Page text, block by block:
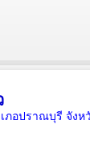
ภอปราณบุรี จัง